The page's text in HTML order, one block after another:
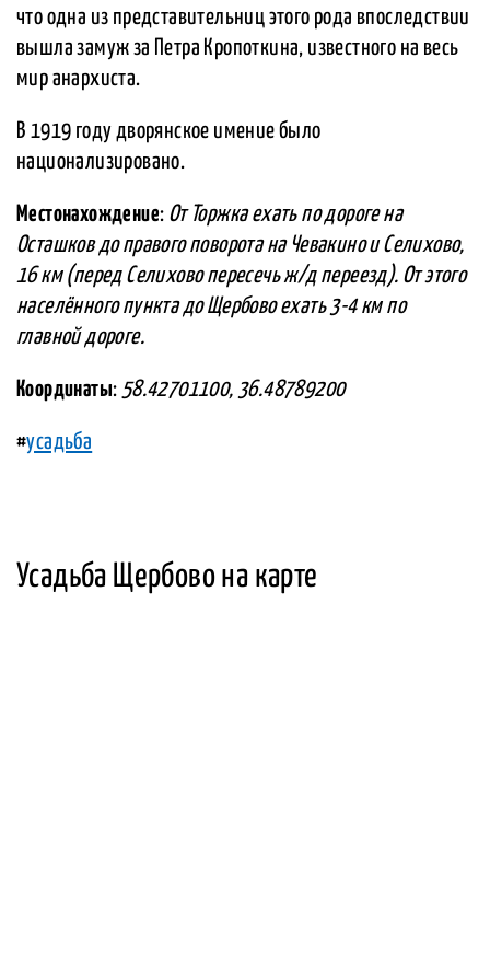
что одна из представительниц этого рода впоследствии
вышла замуж за Петра Кропоткина, известного на весь
мир анархиста.
В 1919 году дворянское имение было
национализировано.
Местонахождение: От Торжка ехать по дороге на
Осташков до правого поворота на Чевакино и Селихово,
16 км (перед Селихово пересечь ж/д переезд). От этого
населённого пункта до Щербово ехать 3-4 км по
главной дороге.
Координаты: 58.42701100, 36.48789200
#усадьба
Усадьба Щербово на карте